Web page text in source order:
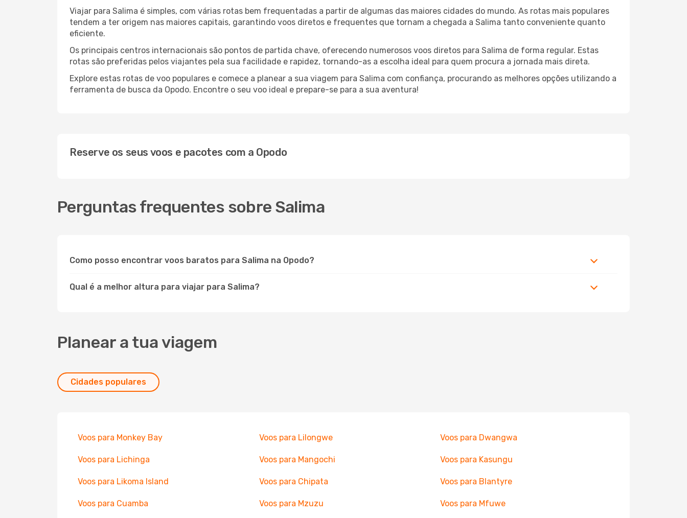
Viajar para Salima é simples, com várias rotas bem frequentadas a partir de algumas das maiores cidades do mundo. As rotas mais populares
tendem a ter origem nas maiores capitais, garantindo voos diretos e frequentes que tornam a chegada a Salima tanto conveniente quanto
eficiente.
Os principais centros internacionais são pontos de partida chave, oferecendo numerosos voos diretos para Salima de forma regular. Estas
rotas são preferidas pelos viajantes pela sua facilidade e rapidez, tornando-as a escolha ideal para quem procura a jornada mais direta.
Explore estas rotas de voo populares e comece a planear a sua viagem para Salima com confiança, procurando as melhores opções utilizando a
ferramenta de busca da Opodo. Encontre o seu voo ideal e prepare-se para a sua aventura!
Reserve os seus voos e pacotes com a Opodo
Perguntas frequentes sobre Salima
Como posso encontrar voos baratos para Salima na Opodo?
Qual é a melhor altura para viajar para Salima?
Planear a tua viagem
Cidades populares
Voos para Monkey Bay Voos para Lilongwe Voos para Dwangwa
Voos para Lichinga Voos para Mangochi Voos para Kasungu
Voos para Likoma Island Voos para Chipata Voos para Blantyre
Voos para Cuamba Voos para Mzuzu Voos para Mfuwe